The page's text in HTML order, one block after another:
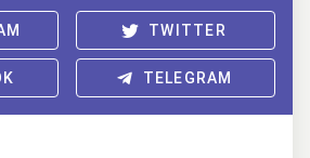
TWITTER
TELEGRAM